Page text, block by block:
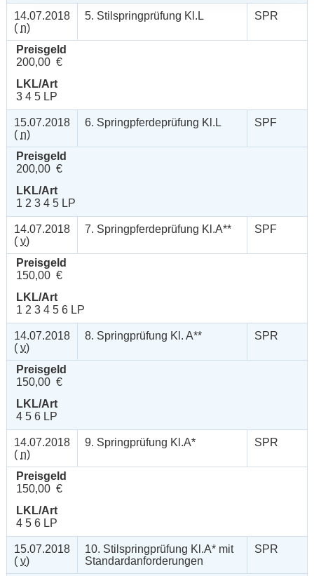
14.07.2018
( n)
5. Stilspringprüfung Kl.L SPR
Preisgeld
200,00 €
LKL/Art
3 4 5 LP
15.07.2018
( n)
6. Springpferdeprüfung Kl.L SPF
Preisgeld
200,00 €
LKL/Art
1 2 3 4 5 LP
14.07.2018
( v)
7. Springpferdeprüfung Kl.A** SPF
Preisgeld
150,00 €
LKL/Art
1 2 3 4 5 6 LP
14.07.2018
( v)
8. Springprüfung Kl. A** SPR
Preisgeld
150,00 €
LKL/Art
4 5 6 LP
14.07.2018
( n)
9. Springprüfung Kl.A* SPR
Preisgeld
150,00 €
LKL/Art
4 5 6 LP
15.07.2018
( v)
10. Stilspringprüfung Kl.A* mit
Standardanforderungen
SPR